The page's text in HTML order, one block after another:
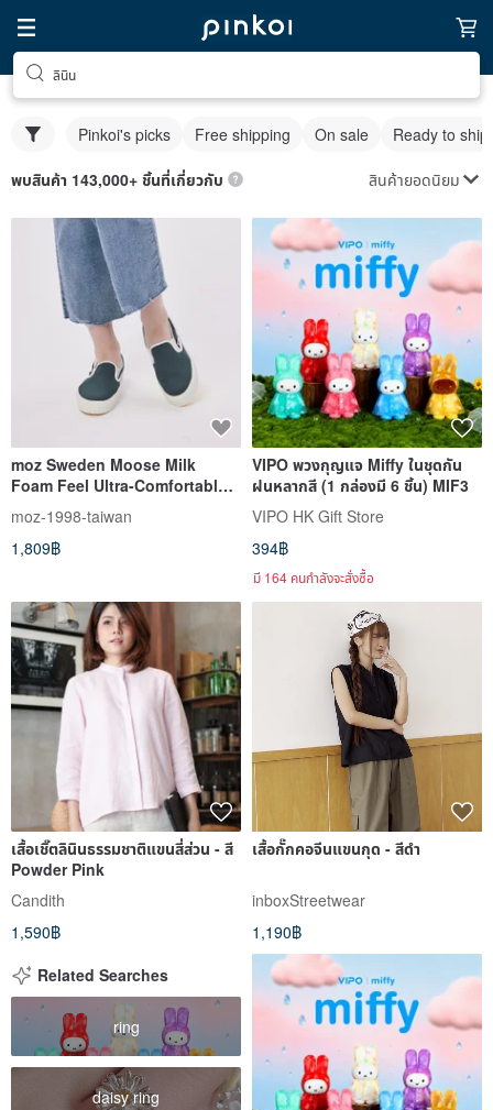
ลินิน
Pinkoi's picks Free shipping On sale Ready to ship
พบสินค้า 143,000+ ชิ้นที่เกี่ยวกับ สินค้ายอดนิยม
moz Sweden Moose Milk
Foam Feel Ultra-Comfortable
Slip-Ons (Strait Green)
moz-1998-taiwan
1,809฿
VIPO พวงกุญแจ Miffy ในชุดกัน
ฝนหลากสี (1 กล่องมี 6 ชิ้น) MIF3
VIPO HK Gift Store
394฿
มี 164 คนกำลังจะสั่งซื้อ
เสื้อเชิ๊ตลินินธรรมชาติแขนสี่ส่วน - สี
Powder Pink
Candith
1,590฿
เสื้อกั๊กคอจีนแขนกุด - สีดำ
inboxStreetwear
1,190฿
Related Searches
ring
daisy ring